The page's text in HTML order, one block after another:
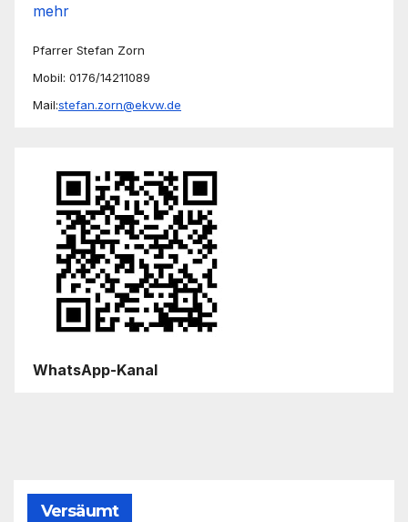
mehr
Pfarrer Stefan Zorn
Mobil: 0176/14211089
Mail:stefan.zorn@ekvw.de
WhatsApp-Kanal
Versäumt